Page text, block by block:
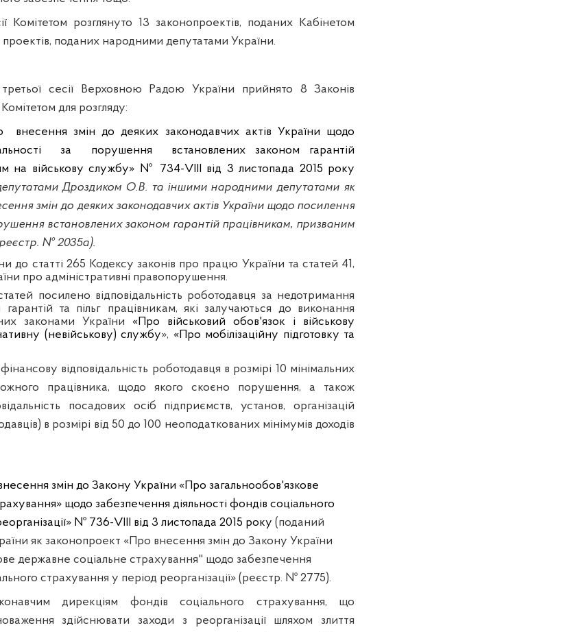
Комітетом розглянуто 13 законопроектів, поданих Кабінетом
проектів, поданих народними депутатами України.
сесії Верховною Радою України прийнято 8 Законів
для розгляду:
внесення змін до деяких законодавчих актів України щодо
за порушення
встановлених законом гарантій
на військову службу» № 734-VIІІ від 3 листопада 2015 року
Дроздиком О.В. та іншими народними депутатами як
змін до деяких законодавчих актів України щодо посилення
встановлених законом гарантій працівникам, призваним
№ 2035а).
до статті 265 Кодексу законів про працю України та статей 41,
про адміністративні правопорушення.
посилено відповідальність роботодавця за недотримання
та пільг працівникам, які залучаються до виконання
законами України «Про військовий обов'язок і військову
(невійськову) службу», «Про мобілізаційну підготовку та
відповідальність роботодавця в розмірі 10 мінімальних
працівника, щодо якого скоєно порушення, а також
посадових осіб підприємств, установ, організацій
в розмірі від 50 до 100 неоподаткованих мінімумів доходів
змін до Закону України «Про загальнообов'язкове
щодо забезпечення діяльності фондів соціального
№ 736-VIII від 3 листопада 2015 року (поданий
як законопроект «Про внесення змін до Закону України
державне соціальне страхування" щодо забезпечення
страхування у період реорганізації» (реєстр. № 2775).
дирекціям фондів соціального страхування, що
здійснювати заходи з реорганізації шляхом злиття